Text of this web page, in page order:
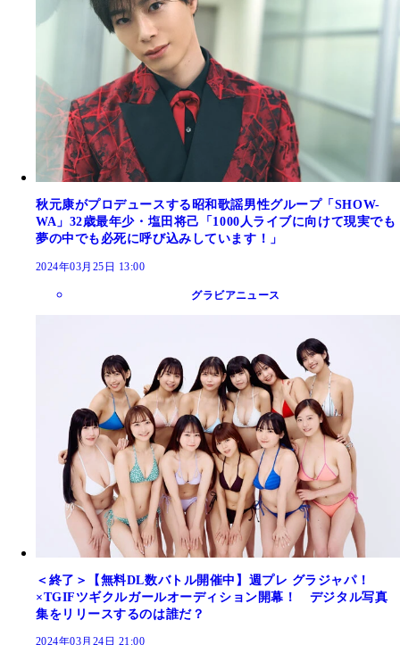
秋元康がプロデュースする昭和歌謡男性グループ「SHOW-
WA」32歳最年少・塩田将己「1000人ライブに向けて現実でも
夢の中でも必死に呼び込みしています！」
2024年03月25日 13:00
グラビアニュース
＜終了＞【無料DL数バトル開催中】週プレ グラジャパ！
×TGIFツギクルガールオーディション開幕！ デジタル写真
集をリリースするのは誰だ？
2024年03月24日 21:00